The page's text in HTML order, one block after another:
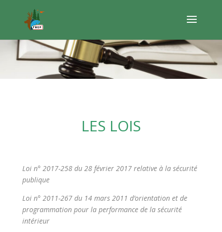
LES LOIS
Loi n° 2017-258 du 28 février 2017 relative à la sécurité
publique
Loi n° 2011-267 du 14 mars 2011 d’orientation et de
programmation pour la performance de la sécurité
intérieur